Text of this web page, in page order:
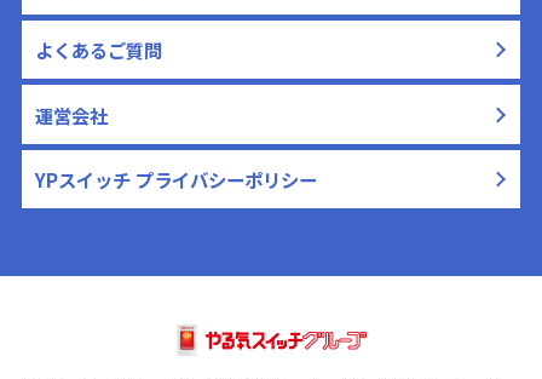
よくあるご質問
運営会社
YPスイッチ プライバシーポリシー